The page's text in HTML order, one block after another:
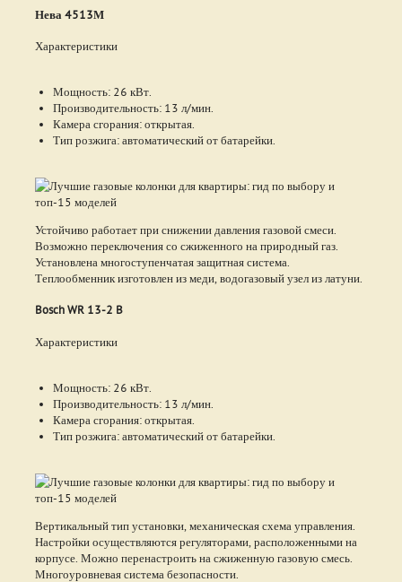
Нева 4513М
Характеристики
Мощность: 26 кВт.
Производительность: 13 л/мин.
Камера сгорания: открытая.
Тип розжига: автоматический от батарейки.
Устойчиво работает при снижении давления газовой смеси.
Возможно переключения со сжиженного на природный газ.
Установлена многоступенчатая защитная система.
Теплообменник изготовлен из меди, водогазовый узел из латуни.
Bosch WR 13-2 B
Характеристики
Мощность: 26 кВт.
Производительность: 13 л/мин.
Камера сгорания: открытая.
Тип розжига: автоматический от батарейки.
Вертикальный тип установки, механическая схема управления.
Настройки осуществляются регуляторами, расположенными на
корпусе. Можно перенастроить на сжиженную газовую смесь.
Многоуровневая система безопасности.